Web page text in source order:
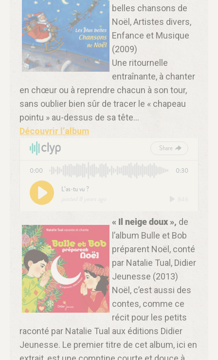
belles chansons de
Noël, Artistes divers,
Enfance et Musique
(2009)
Une ritournelle
entraînante, à chanter
en chœur ou à reprendre chacun à son tour,
sans oublier bien sûr de tracer le « chapeau
pointu » au-dessus de sa tête…
Découvrir l’album
« Il neige doux », de
l’album Bulle et Bob
préparent Noël, conté
par Natalie Tual, Didier
Jeunesse (2013)
Noël, c’est aussi des
contes, comme ce
récit pour les petits
raconté par Natalie Tual aux éditions Didier
Jeunesse. Le premier titre de cet album, ici en